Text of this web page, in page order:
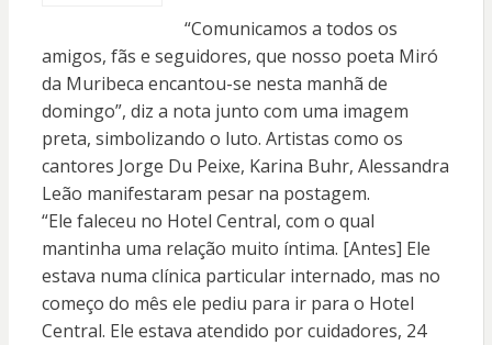
“Comunicamos a todos os
amigos, fãs e seguidores, que nosso poeta Miró
da Muribeca encantou-se nesta manhã de
domingo”, diz a nota junto com uma imagem
preta, simbolizando o luto. Artistas como os
cantores Jorge Du Peixe, Karina Buhr, Alessandra
Leão manifestaram pesar na postagem.
“Ele faleceu no Hotel Central, com o qual
mantinha uma relação muito íntima. [Antes] Ele
estava numa clínica particular internado, mas no
começo do mês ele pediu para ir para o Hotel
Central. Ele estava atendido por cuidadores, 24